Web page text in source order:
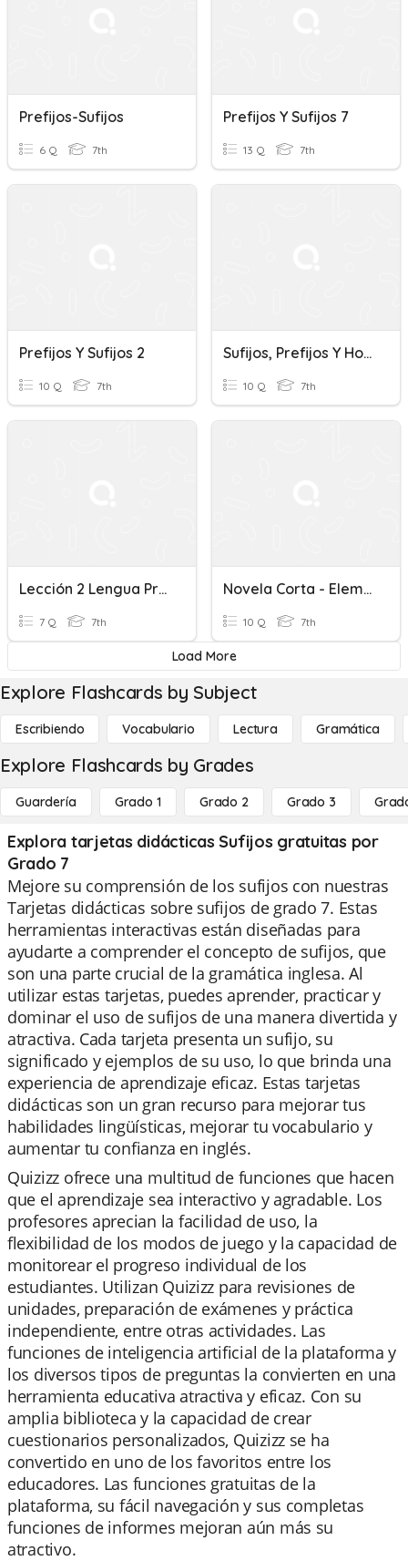
Prefijos-Sufijos
6 Q 7th
Prefijos Y Sufijos 7
13 Q 7th
Prefijos Y Sufijos 2
10 Q 7th
Sufijos, Prefijos Y Homófonas Y Homógrafas
10 Q 7th
Lección 2 Lengua Prefijos, Sufijos, Conectores
7 Q 7th
Novela Corta - Elementos De La Narración- Prefijos Y Sufijos
10 Q 7th
Load More
Explore Flashcards by Subject
Escribiendo Vocabulario Lectura Gramática
Explore Flashcards by Grades
Guardería Grado 1 Grado 2 Grado 3
Explora tarjetas didácticas Sufijos gratuitas por
Grado 7
Mejore su comprensión de los sufijos con nuestras
Tarjetas didácticas sobre sufijos de grado 7. Estas
herramientas interactivas están diseñadas para
ayudarte a comprender el concepto de sufijos, que
son una parte crucial de la gramática inglesa. Al
utilizar estas tarjetas, puedes aprender, practicar y
dominar el uso de sufijos de una manera divertida y
atractiva. Cada tarjeta presenta un sufijo, su
significado y ejemplos de su uso, lo que brinda una
experiencia de aprendizaje eficaz. Estas tarjetas
didácticas son un gran recurso para mejorar tus
habilidades lingüísticas, mejorar tu vocabulario y
aumentar tu confianza en inglés.
Quizizz ofrece una multitud de funciones que hacen
que el aprendizaje sea interactivo y agradable. Los
profesores aprecian la facilidad de uso, la
flexibilidad de los modos de juego y la capacidad de
monitorear el progreso individual de los
estudiantes. Utilizan Quizizz para revisiones de
unidades, preparación de exámenes y práctica
independiente, entre otras actividades. Las
funciones de inteligencia artificial de la plataforma y
los diversos tipos de preguntas la convierten en una
herramienta educativa atractiva y eficaz. Con su
amplia biblioteca y la capacidad de crear
cuestionarios personalizados, Quizizz se ha
convertido en uno de los favoritos entre los
educadores. Las funciones gratuitas de la
plataforma, su fácil navegación y sus completas
funciones de informes mejoran aún más su
atractivo.